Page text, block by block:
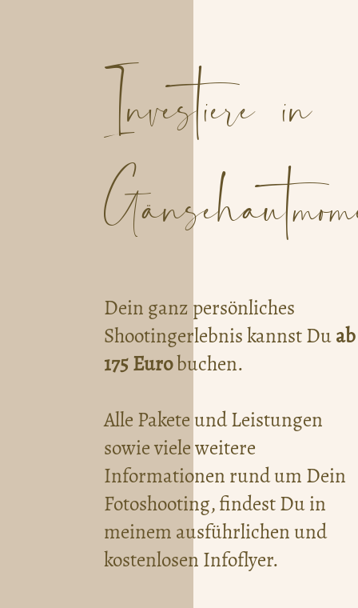
Investiere in
Dein ganz persönliches
Shootingerlebnis kannst Du ab
175 Eurobuchen.
Alle Pakete und Leistungen
sowie viele weitere
Informationen rund um Dein
Fotoshooting, findest Du in
meinem ausführlichen und
kostenlosen Infoflyer.